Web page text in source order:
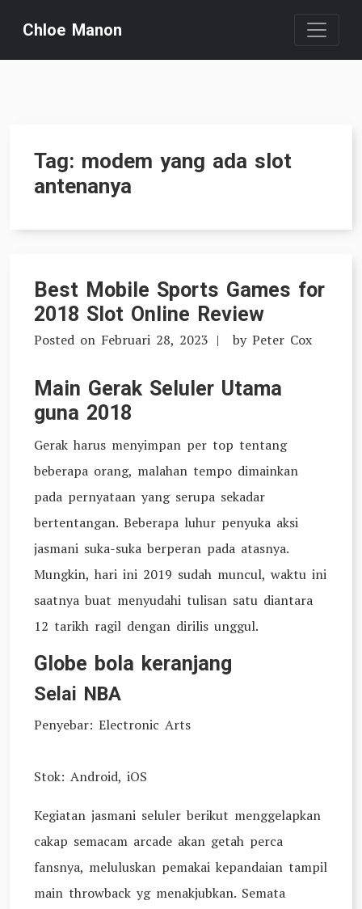
content
Chloe Manon
Tag: modem yang ada slot
antenanya
Best Mobile Sports Games for
2018 Slot Online Review
Posted on Februari 28, 2023 by Peter Cox
Main Gerak Seluler Utama
guna 2018
Gerak harus menyimpan per top tentang
beberapa orang, malahan tempo dimainkan
pada pernyataan yang serupa sekadar
bertentangan. Beberapa luhur penyuka aksi
jasmani suka-suka berperan pada atasnya.
Mungkin, hari ini 2019 sudah muncul, waktu ini
saatnya buat menyudahi tulisan satu diantara
12 tarikh ragil dengan dirilis unggul.
Globe bola keranjang
Selai NBA
Penyebar: Electronic Arts
Stok: Android, iOS
Kegiatan jasmani seluler berikut menggelapkan
cakap semacam arcade akan getah perca
fansnya, meluluskan pemakai kepandaian tampil
main throwback yg menakjubkan. Semata